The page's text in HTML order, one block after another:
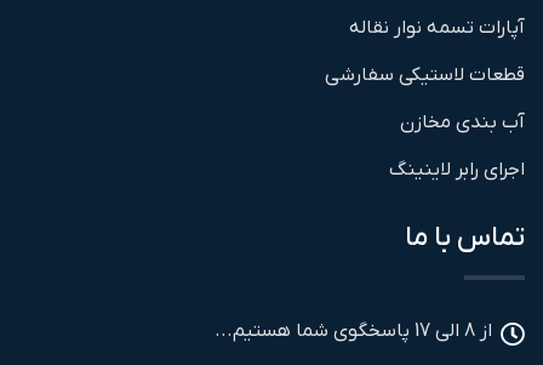
آپارات تسمه نوار نقاله
قطعات لاستیکی سفارشی
آب بندی مخازن
اجرای رابر لاینینگ
تماس با ما
از 8 الی 17 پاسخگوی شما هستیم...